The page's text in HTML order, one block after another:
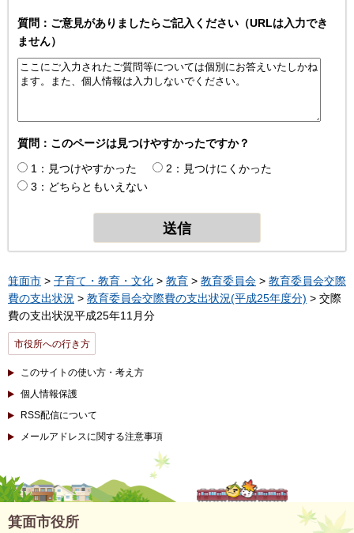
質問：ご意見がありましたらご記入ください（URLは入力でき
ません）
質問：このページは見つけやすかったですか？
1：見つけやすかった
2：見つけにくかった
3：どちらともいえない
箕面市 > 子育て・教育・文化 > 教育 > 教育委員会 > 教育委員会交際
費の支出状況 > 教育委員会交際費の支出状況(平成25年度分) > 交際
費の支出状況平成25年11月分
市役所への行き方
このサイトの使い方・考え方
個人情報保護
RSS配信について
メールアドレスに関する注意事項
箕面市役所